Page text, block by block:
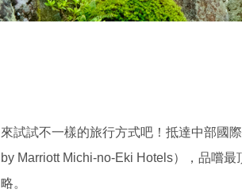
來試試不一樣的旅行方式吧！抵達中部國
by Marriott Michi-no-Eki Hotels），品嚐
略。